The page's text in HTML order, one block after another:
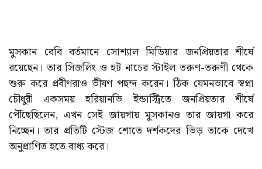
মুসকান বেবি বর্তমানে সোশ্যাল মিডিয়ার জনপ্রিয়তার শীর্ষে
রয়েছেন। তার সিজলিং ও হট নাচের স্টাইল তরুণ-তরুণী থেকে
শুরু করে প্রবীণরাও ভীষণ পছন্দ করেন। ঠিক যেমনভাবে স্বপ্না
চৌধুরী একসময় হরিয়ানভি ইন্ডাস্ট্রিতে জনপ্রিয়তার শীর্ষে
পৌঁছেছিলেন, এখন সেই জায়গায় মুসকানও তার জায়গা করে
নিচ্ছেন। তার প্রতিটি স্টেজ শোতে দর্শকদের ভিড় তাকে দেখে
অনুপ্রাণিত হতে বাধ্য করে।